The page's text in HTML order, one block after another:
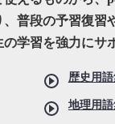
普段の予習復習
学習を強力にサ
歴史用
地理用